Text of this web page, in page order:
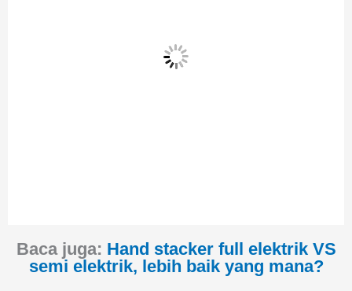
Baca juga: Hand stacker full elektrik VS
semi elektrik, lebih baik yang mana?